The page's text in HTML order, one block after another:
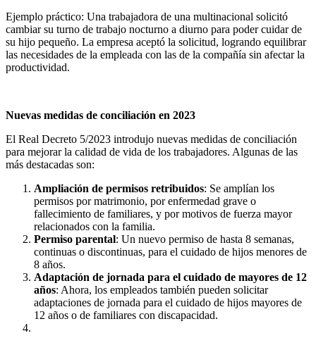
Ejemplo práctico: Una trabajadora de una multinacional solicitó
cambiar su turno de trabajo nocturno a diurno para poder cuidar de
su hijo pequeño. La empresa aceptó la solicitud, logrando equilibrar
las necesidades de la empleada con las de la compañía sin afectar la
productividad.
Nuevas medidas de conciliación en 2023
El Real Decreto 5/2023 introdujo nuevas medidas de conciliación
para mejorar la calidad de vida de los trabajadores. Algunas de las
más destacadas son:
Ampliación de permisos retribuidos: Se amplían los
permisos por matrimonio, por enfermedad grave o
fallecimiento de familiares, y por motivos de fuerza mayor
relacionados con la familia.
Permiso parental: Un nuevo permiso de hasta 8 semanas,
continuas o discontinuas, para el cuidado de hijos menores de
8 años.
Adaptación de jornada para el cuidado de mayores de 12
años: Ahora, los empleados también pueden solicitar
adaptaciones de jornada para el cuidado de hijos mayores de
12 años o de familiares con discapacidad.